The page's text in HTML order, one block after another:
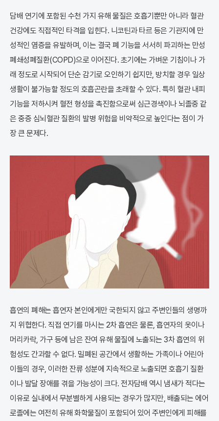
담배 연기에 포함된 수천 가지 유해 물질은 호흡기뿐만 아니라 혈관
건강에도 직접적인 타격을 입힌다. 니코틴과 타르 등은 기관지에 만
성적인 염증을 유발하며, 이는 결국 폐 기능을 서서히 파괴하는 만성
폐쇄성폐질환(COPD)으로 이어진다. 초기에는 가벼운 기침이나 가
래 정도로 시작되어 단순 감기로 오인하기 쉽지만, 방치할 경우 일상
생활이 불가능할 정도의 호흡곤란을 초래할 수 있다. 특히 혈관 내피
기능을 저하시켜 혈전 형성을 촉진함으로써 심근경색이나 뇌졸중 같
은 중증 심뇌혈관 질환의 발병 위험을 비약적으로 높인다는 점이 가
장 큰 문제다.
흡연의 폐해는 흡연자 본인에게만 국한되지 않고 주변인들의 생명까
지 위협한다. 직접 연기를 마시는 2차 흡연은 물론, 흡연자의 옷이나
머리카락, 가구 등에 남은 잔여 유해 물질에 노출되는 3차 흡연의 위
험성도 간과할 수 없다. 밀폐된 공간에서 생활하는 가족이나 어린아
이들의 경우, 이러한 잔류 성분에 지속적으로 노출되면 호흡기 질환
이나 발달 장애를 겪을 가능성이 크다. 전자담배 역시 냄새가 적다는
이유로 실내에서 무분별하게 사용되는 경우가 많지만, 배출되는 에어
로졸에는 여전히 유해 화학물질이 포함되어 있어 주변인에게 피해를